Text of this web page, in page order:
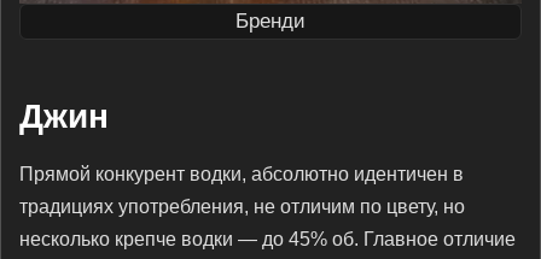
Бренди
Джин
Прямой конкурент водки, абсолютно идентичен в
традициях употребления, не отличим по цвету, но
несколько крепче водки — до 45% об. Главное отличие